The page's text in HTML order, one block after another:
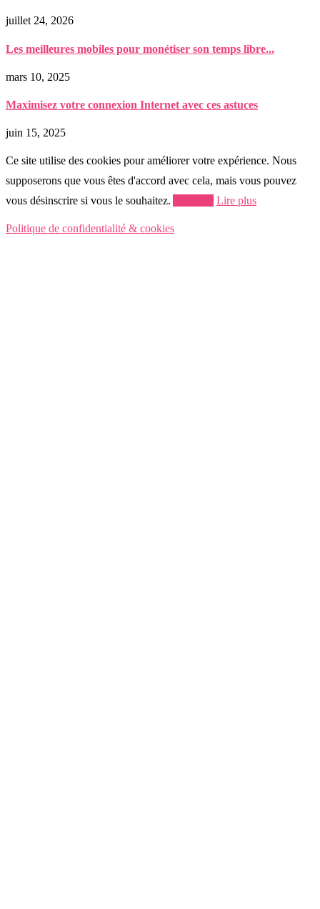
juillet 24, 2026
Les meilleures mobiles pour monétiser son temps libre...
mars 10, 2025
Maximisez votre connexion Internet avec ces astuces
juin 15, 2025
Ce site utilise des cookies pour améliorer votre expérience. Nous
supposerons que vous êtes d'accord avec cela, mais vous pouvez
vous désinscrire si vous le souhaitez.
Lire plus
Politique de confidentialité & cookies